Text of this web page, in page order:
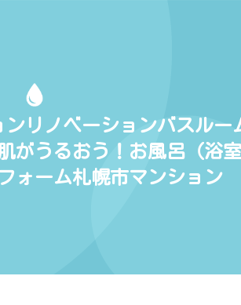
リノベーションバスルー
がうるおう！お風呂（浴室
ォーム札幌市マンション